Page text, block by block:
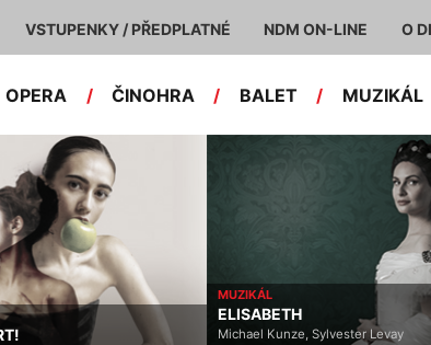
VSTUPENKY / PŘEDPLATNÉ NDM ON-LINE O
OPERA / ČINOHRA / BALET / MUZIKÁL
MUZIKÁL
ELISABETH
Michael Kunze, Sylvester Levay